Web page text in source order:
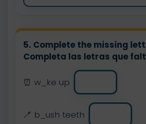
5. Complete the missing
Completa las letras que
⏰ w_ke up
🪥 b_ush teeth